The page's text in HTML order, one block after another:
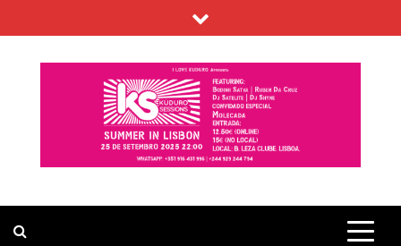
to
content